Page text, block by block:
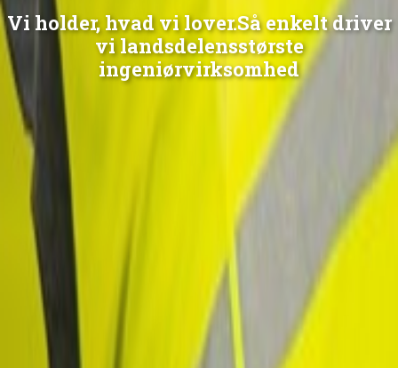
Vi holder, hvad vi lover.Så enkelt driver
vi landsdelensstørste
ingeniørvirksomhed